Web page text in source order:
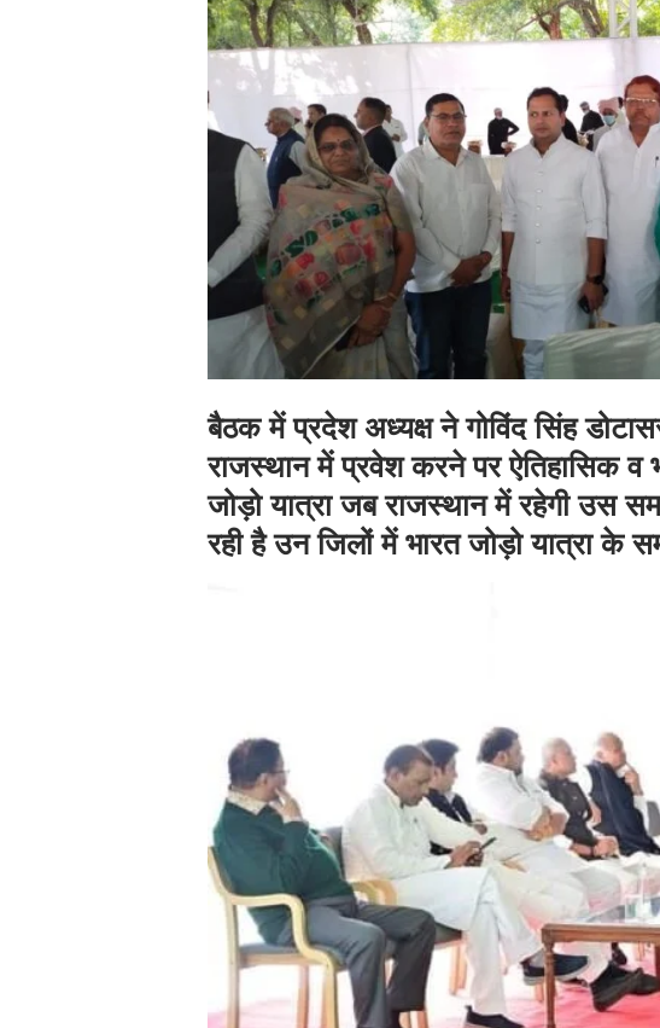
बैठक में प्रदेश अध्यक्ष ने गोविंद सिंह
राजस्थान में प्रवेश करने पर ऐतिहासिक व
जोड़ो यात्रा जब राजस्थान में रहेगी उस
रही है उन जिलों में भारत जोड़ो यात्रा के